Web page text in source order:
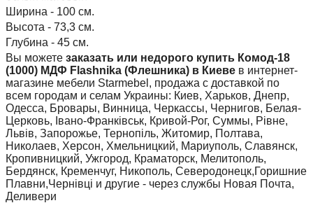
Ширина - 100 см.
Высота - 73,3 см.
Глубина - 45 см.
Вы можете заказать или недорого купить Комод-18
(1000) МДФ Flashnika (Флешника) в Киеве в интернет-
магазине мебели Starmebel, продажа с доставкой по
всем городам и селам Украины: Киев, Харьков, Днепр,
Одесса, Бровары, Винница, Черкассы, Чернигов, Белая-
Церковь, Івано-Франківськ, Кривой-Рог, Суммы, Рівне,
Львів, Запорожье, Тернопіль, Житомир, Полтава,
Николаев, Херсон, Хмельницкий, Мариуполь, Славянск,
Кропивницкий, Ужгород, Краматорск, Мелитополь,
Бердянск, Кременчуг, Никополь, Северодонецк,Горишние
Плавни,Чернівці и другие - через службы Новая Почта,
Деливери